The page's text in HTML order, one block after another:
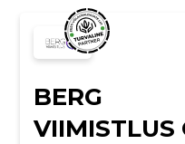
BERG
VIIMISTLUS